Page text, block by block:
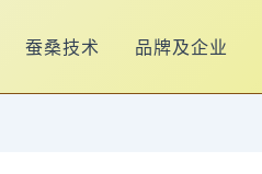
蚕桑技术 品牌及企业